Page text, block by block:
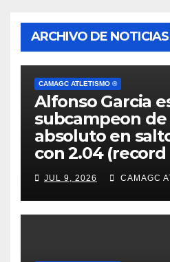
ARCHIVO DE NOTICIAS
CAMAGC ATLETISMO ®
Alfonso Garcia
subcampeon
absoluto en
con 2.04
JUL 9, 2026 CAMAGC